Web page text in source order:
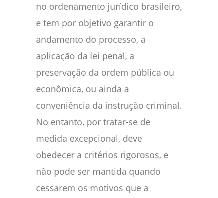
no ordenamento jurídico brasileiro,
e tem por objetivo garantir o
andamento do processo, a
aplicação da lei penal, a
preservação da ordem pública ou
econômica, ou ainda a
conveniência da instrução criminal.
No entanto, por tratar-se de
medida excepcional, deve
obedecer a critérios rigorosos, e
não pode ser mantida quando
cessarem os motivos que a